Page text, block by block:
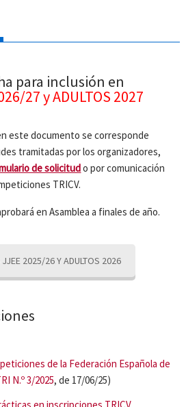
para inclusión en
27 y ADULTOS 2027
este documento se corresponde
tramitadas por los organizadores,
de solicitudo por comunicación
TRICV.
en Asamblea a finales de año.
JJEE 2025/26 Y ADULTOS 2026
de la Federación Española de
N.º 3/2025, de 17/06/25)
en inscripciones TRICV